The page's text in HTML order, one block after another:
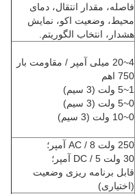
فاصله، مقدار انتقال، دمای
محیط، وضعیت اکو، نمایش
هشدار، انتخاب الگوریتم.
4~20 میلی آمپر / مقاومت بار
750 اهم
0~5 ولت (3 سیم)
0~10 ولت (3 سیم)
250 ولت AC / 8 آمپر؛
30 ولت DC / 5 آمپر؛
قابل برنامه ریزی وضعیت
(اختیاری)